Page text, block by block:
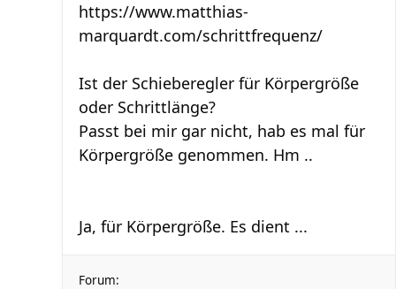
https://www.matthias-
marquardt.com/schrittfrequenz/
Ist der Schieberegler für Körpergröße
oder Schrittlänge?
Passt bei mir gar nicht, hab es mal für
Körpergröße genommen. Hm ..
Ja, für Körpergröße. Es dient ...
Forum: